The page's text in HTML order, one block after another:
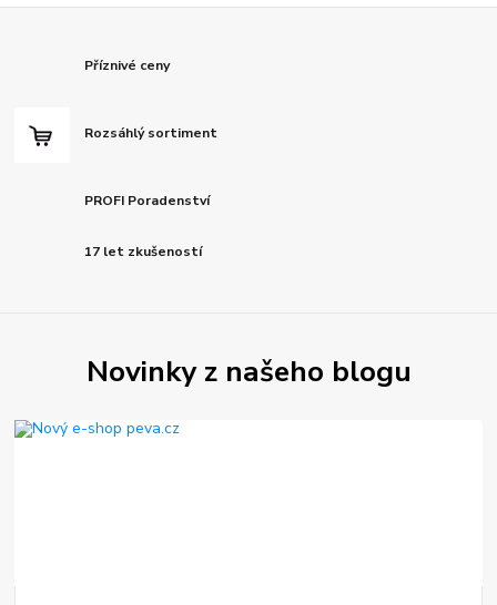
Příznivé ceny
Rozsáhlý sortiment
PROFI Poradenství
17 let zkušeností
Novinky z našeho blogu